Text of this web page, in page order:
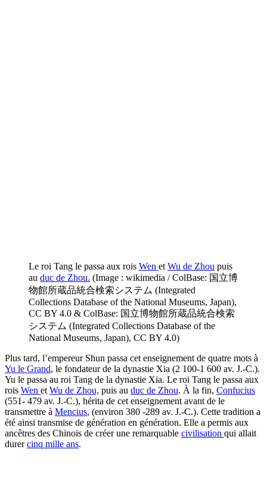
Le roi Tang le passa aux rois Wen et Wu de Zhou puis
au duc de Zhou. (Image : wikimedia / ColBase: 国立博
物館所蔵品統合検索システム (Integrated
Collections Database of the National Museums, Japan),
CC BY 4.0 & ColBase: 国立博物館所蔵品統合検索
システム (Integrated Collections Database of the
National Museums, Japan), CC BY 4.0)
Plus tard, l’empereur Shun passa cet enseignement de quatre mots à
Yu le Grand, le fondateur de la dynastie Xia (2 100-1 600 av. J.-C.).
Yu le passa au roi Tang de la dynastie Xia. Le roi Tang le passa aux
rois Wen et Wu de Zhou, puis au duc de Zhou. À la fin, Confucius
(551- 479 av. J.-C.), hérita de cet enseignement avant de le
transmettre à Mencius, (environ 380 -289 av. J.-C.). Cette tradition a
été ainsi transmise de génération en génération. Elle a permis aux
ancêtres des Chinois de créer une remarquable civilisation qui allait
durercinq mille ans.